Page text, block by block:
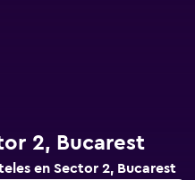
2, Bucarest
en Sector 2, Bucarest